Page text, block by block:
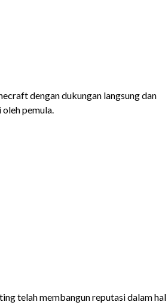
dengan dukungan langsung dan
pemula.
telah membangun reputasi dalam hal